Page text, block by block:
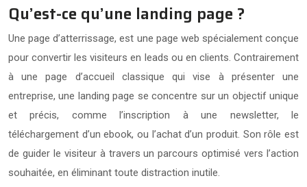
Qu’est-ce qu’une landing page ?
Une page d’atterrissage, est une page web spécialement conçue
pour convertir les visiteurs en leads ou en clients. Contrairement
à une page d’accueil classique qui vise à présenter une
entreprise, une landing page se concentre sur un objectif unique
et précis, comme l’inscription à une newsletter, le
téléchargement d’un ebook, ou l’achat d’un produit. Son rôle est
de guider le visiteur à travers un parcours optimisé vers l’action
souhaitée, en éliminant toute distraction inutile.